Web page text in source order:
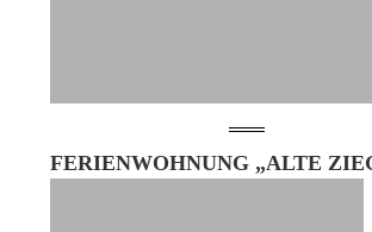
FERIENWOHNUNG „ALTE